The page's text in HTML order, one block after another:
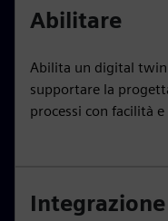
Abilitare
Abilita un digital
supportare la
processi con facilità
Integrazione